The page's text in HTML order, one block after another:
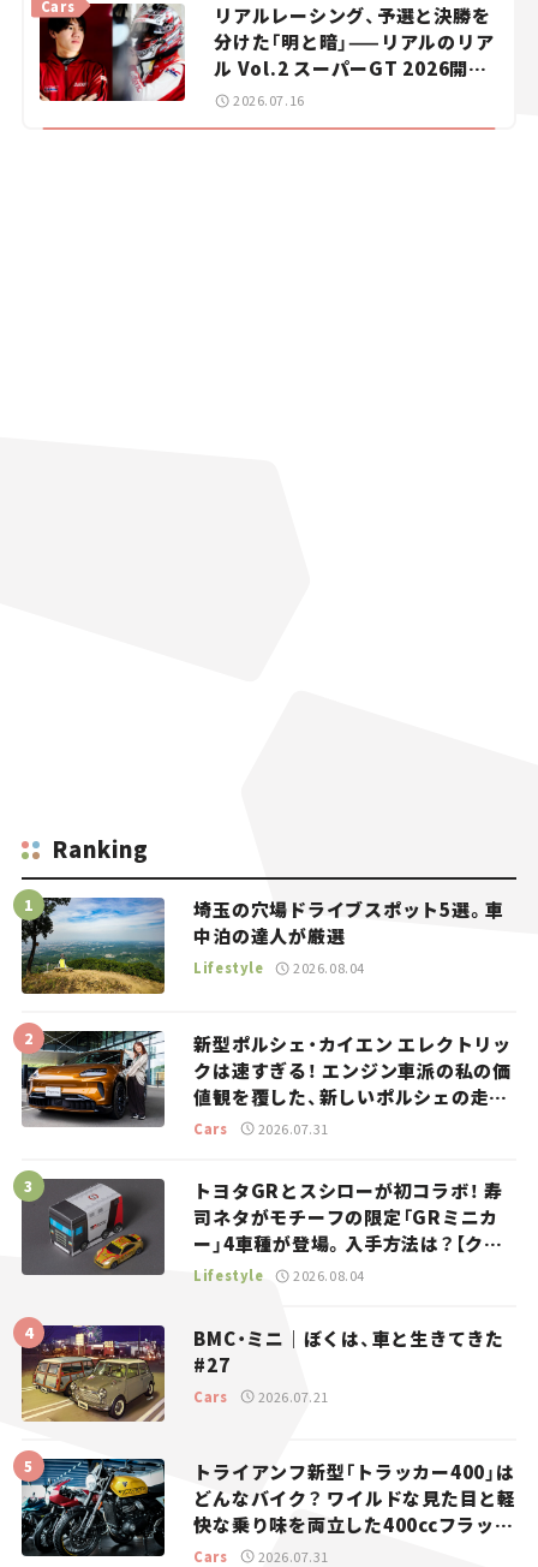
リアルレーシング、予選と決勝を
分けた「明と暗」——リアルのリア
ル Vol.2 スーパーGT 2026開幕
戦 岡山国際サーキット
Cars
2026.07.16
Ranking
埼玉の穴場ドライブスポット5選。車
中泊の達人が厳選
Lifestyle 2026.08.04
新型ポルシェ・カイエン エレクトリッ
クは速すぎる！ エンジン車派の私の価
値観を覆した、新しいポルシェの走
り。
Cars 2026.07.31
トヨタGRとスシローが初コラボ！ 寿
司ネタがモチーフの限定「GRミニカ
ー」4車種が登場。入手方法は？【クル
マとホビー】
Lifestyle 2026.08.04
BMC・ミニ｜ぼくは、車と生きてきた
#27
Cars 2026.07.21
トライアンフ新型「トラッカー400」は
どんなバイク？ ワイルドな見た目と軽
快な乗り味を両立した400ccフラット
トラッカー【試乗レビュー】
Cars 2026.07.31